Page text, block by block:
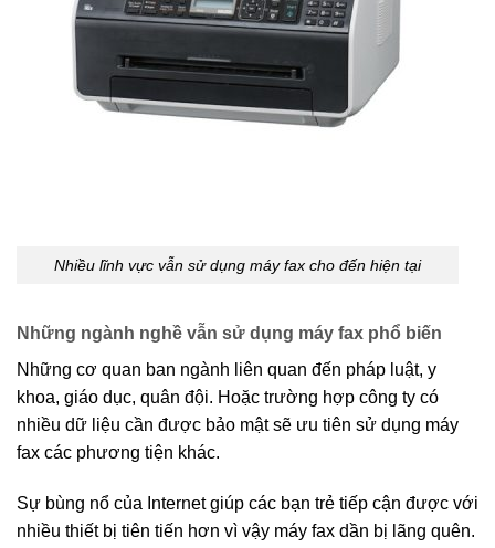
Nhiều lĩnh vực vẫn sử dụng máy fax cho đến hiện tại
Những ngành nghề vẫn sử dụng máy fax phổ biến
Những cơ quan ban ngành liên quan đến pháp luật, y
khoa, giáo dục, quân đội. Hoặc trường hợp công ty có
nhiều dữ liệu cần được bảo mật sẽ ưu tiên sử dụng máy
fax các phương tiện khác.
Sự bùng nổ của Internet giúp các bạn trẻ tiếp cận được với
nhiều thiết bị tiên tiến hơn vì vậy máy fax dần bị lãng quên.